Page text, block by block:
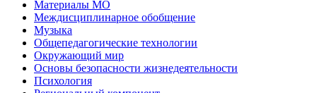
Материалы МО
Междисциплинарное обобщение
Музыка
Общепедагогические технологии
Окружающий мир
Основы безопасности жизнедеятельности
Психология